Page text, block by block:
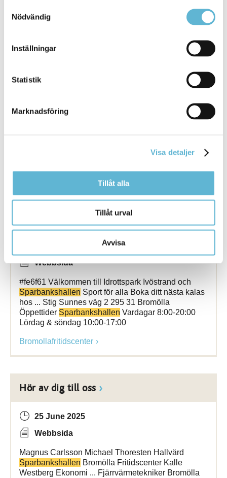
Nödvändig
Inställningar
Statistik
Marknadsföring
Visa detaljer
Tillåt alla
Tillåt urval
Avvisa
3 April 2025
Bromölla Kommun
Bromollafritidscenter
Webbsida
#fe6f61 Välkommen till Idrottspark Ivöstrand och
Sparbankshallen Sport för alla Boka ditt nästa kalas
hos ... Stig Sunnes väg 2 295 31 Bromölla
Öppettider Sparbankshallen Vardagar 8:00-20:00
Lördag & söndag 10:00-17:00
Bromollafritidscenter
Hör av dig till oss
25 June 2025
Webbsida
Magnus Carlsson Michael Thoresten Hallvärd
Sparbankshallen Bromölla Fritidscenter Kalle
Westberg Ekonomi ... Fjärrvärmetekniker Bromölla